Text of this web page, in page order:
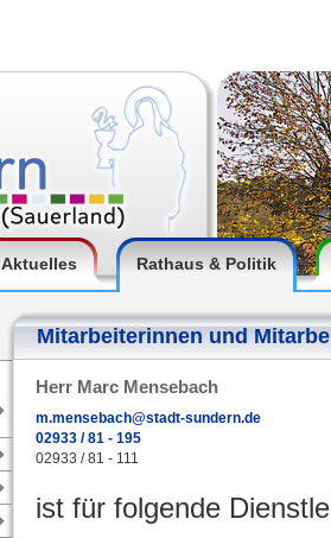
Aktuelles Rathaus & Politik
Mitarbeiterinnen und
Herr Marc Mensebach
m.mensebach@stadt-sundern.de
02933 / 81 - 195
02933 / 81 - 111
ist für folgende